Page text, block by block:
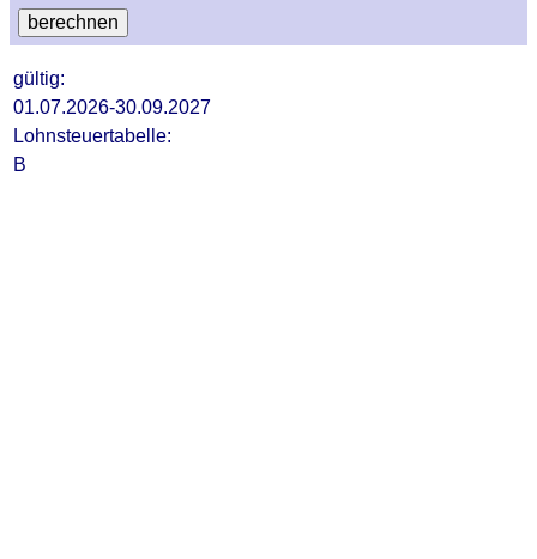
gültig:
01.07.2026-30.09.2027
Lohnsteuertabelle:
B